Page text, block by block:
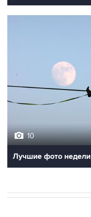
10
Лучшие фото недели